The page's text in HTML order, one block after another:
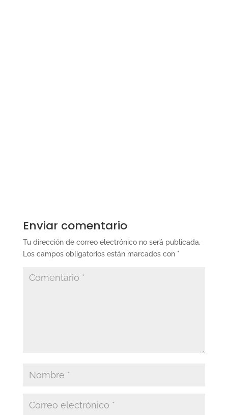
Enviar comentario
Tu dirección de correo electrónico no será publicada.
Los campos obligatorios están marcados con *